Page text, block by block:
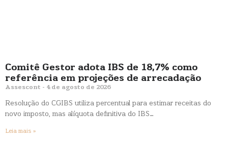
Comitê Gestor adota IBS de 18,7% como
referência em projeções de arrecadação
Assescont 4 de agosto de 2026
Resolução do CGIBS utiliza percentual para estimar receitas do
novo imposto, mas alíquota definitiva do IBS…
Leia mais »